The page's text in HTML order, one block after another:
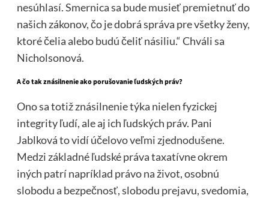
nesúhlasí. Smernica sa bude musieť premietnuť do
našich zákonov, čo je dobrá správa pre všetky ženy,
ktoré čelia alebo budú čeliť násiliu.“ Chváli sa
Nicholsonová.
A čo tak znásilnenie ako porušovanie ľudských práv?
Ono sa totiž znásilnenie týka nielen fyzickej
integrity ľudí, ale aj ich ľudských práv. Pani
Jablková to vidí účelovo veľmi zjednodušene.
Medzi základné ľudské práva taxatívne okrem
iných patrí napríklad právo na život, osobnú
slobodu a bezpečnosť, slobodu prejavu, svedomia,